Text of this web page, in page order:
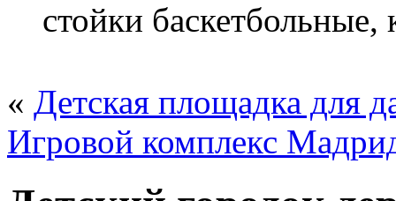
стойки баскетбольные,
« Детская площадка для
Игровой комплекс